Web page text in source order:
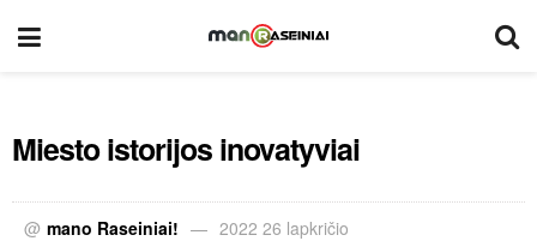
Miesto istorijos inovatyviai
@ mano Raseiniai! 2022 26 lapkričio